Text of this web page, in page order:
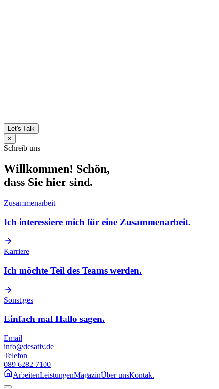
Let's Talk
×
Schreib uns
Willkommen! Schön,
dass Sie hier sind.
Zusammenarbeit
Ich interessiere mich für eine Zusammenarbeit.
Karriere
Ich möchte Teil des Teams werden.
Sonstiges
Einfach mal Hallo sagen.
Email
info@desativ.de
Telefon
089 6282 7100
ArbeitenLeistungenMagazinÜber unsKontakt